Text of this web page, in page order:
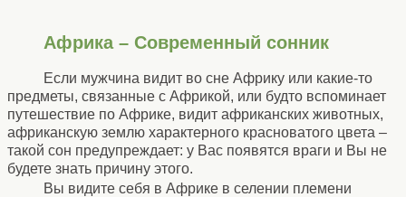
Африка – Современный сонник
Если мужчина видит во сне Африку или какие-то
предметы, связанные с Африкой, или будто вспоминает
путешествие по Африке, видит африканских животных,
африканскую землю характерного красноватого цвета –
такой сон предупреждает: у Вас появятся враги и Вы не
будете знать причину этого.
Вы видите себя в Африке в селении племени